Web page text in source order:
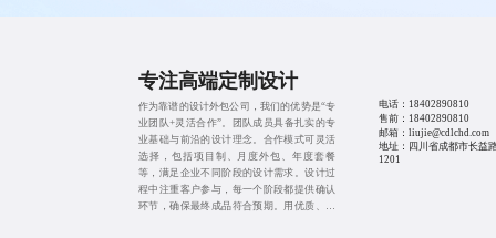
专注高端定制设计
作为靠谱的设计外包公司，我们的优势是“专
业团队+灵活合作”。团队成员具备扎实的专
业基础与前沿的设计理念。合作模式可灵活
选择，包括项目制、月度外包、年度套餐
等，满足企业不同阶段的设计需求。设计过
程中注重客户参与，每一个阶段都提供确认
环节，确保最终成品符合预期。用优质、高
电话： 18402890810
售前： 18402890810
邮箱：liujie@cdlchd.com
地址：四川省成都市长益
1201